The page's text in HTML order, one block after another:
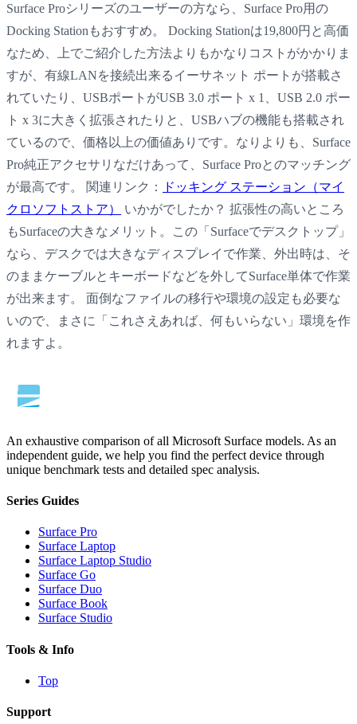
Surface Proシリーズのユーザーの方なら、Surface Pro用の
Docking Stationもおすすめ。 Docking Stationは19,800円と高価
なため、上でご紹介した方法よりもかなりコストがかかりま
すが、有線LANを接続出来るイーサネット ポートが搭載さ
れていたり、USBポートがUSB 3.0 ポート x 1、USB 2.0 ポー
ト x 3に大きく拡張されたりと、USBハブの機能も搭載され
ているので、価格以上の価値ありです。なりよりも、Surface
Pro純正アクセサリなだけあって、Surface Proとのマッチング
が最高です。 関連リンク：
ドッキング ステーション（マイ
クロソフトストア）
いかがでしたか？ 拡張性の高いところ
もSurfaceの大きなメリット。この「Surfaceでデスクトップ」
なら、デスクでは大きなディスプレイで作業、外出時は、そ
のままケーブルとキーボードなどを外してSurface単体で作業
が出来ます。 面倒なファイルの移行や環境の設定も必要な
いので、まさに「これさえあれば、何もいらない」環境を作
れますよ。
An exhaustive comparison of all Microsoft Surface models. As an
independent guide, we help you find the perfect device through
unique benchmark tests and detailed spec analysis.
Series Guides
Surface Pro
Surface Laptop
Surface Laptop Studio
Surface Go
Surface Duo
Surface Book
Surface Studio
Tools & Info
Top
Support